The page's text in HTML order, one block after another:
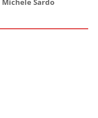
Michele Sardo